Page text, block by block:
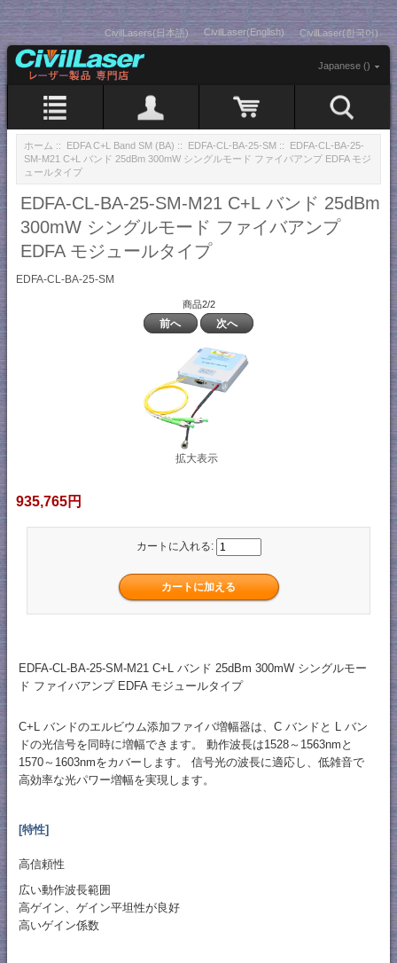
CivilLasers(日本語) CivilLaser(English) CivilLaser(한국어)
Japanese ()
ホーム :: EDFA C+L Band SM (BA) :: EDFA-CL-BA-25-SM :: EDFA-CL-BA-25-
SM-M21 C+L バンド 25dBm 300mW シングルモード ファイバアンプ EDFA モジ
ュールタイプ
EDFA-CL-BA-25-SM-M21 C+L バンド 25dBm
300mW シングルモード ファイバアンプ
EDFA モジュールタイプ
EDFA-CL-BA-25-SM
商品2/2
前へ 次へ
拡大表示
935,765円
カートに入れる:
EDFA-CL-BA-25-SM-M21 C+L バンド 25dBm 300mW シングルモー
ド ファイバアンプ EDFA モジュールタイプ
C+L バンドのエルビウム添加ファイバ増幅器は、C バンドと L バン
ドの光信号を同時に増幅できます。 動作波長は1528～1563nmと
1570～1603nmをカバーします。 信号光の波長に適応し、低雑音で
高効率な光パワー増幅を実現します。
[特性]
高信頼性
広い動作波長範囲
高ゲイン、ゲイン平坦性が良好
高いゲイン係数